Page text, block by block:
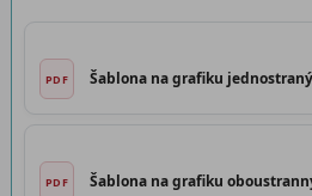
Šablona na grafiku jednostraný
Šablona na grafiku